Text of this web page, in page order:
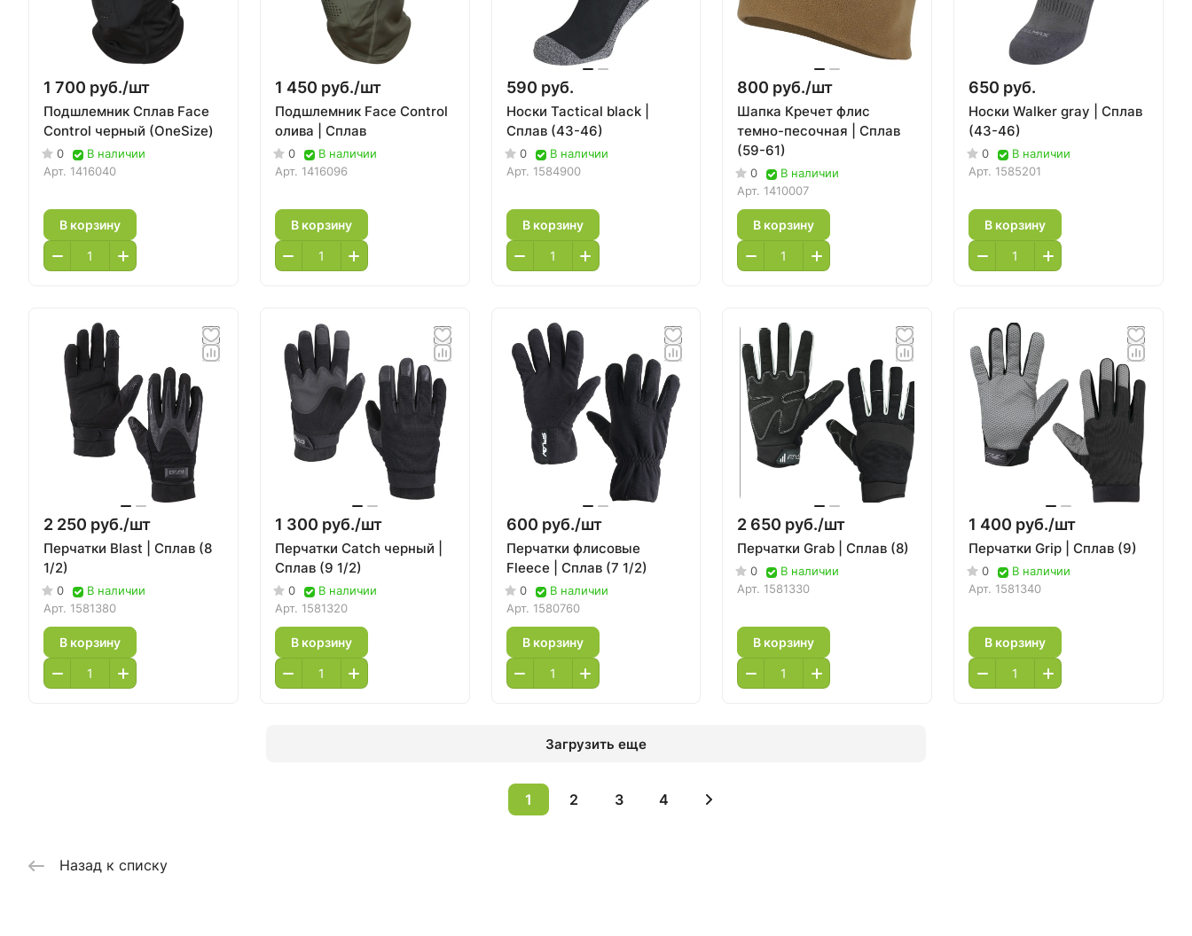
1 700 руб./шт
Подшлемник Сплав Face
Control черный (OneSize)
0
В наличии
Арт. 1416040
В корзину
1 450 руб./шт
Подшлемник Face Control
олива | Сплав
0
В наличии
Арт. 1416096
В корзину
590 руб.
Носки Tactical black |
Сплав (43-46)
0
В наличии
Арт. 1584900
В корзину
800 руб./шт
Шапка Кречет флис
темно-песочная | Сплав
(59-61)
0
В наличии
Арт. 1410007
В корзину
650 руб.
Носки Walker gray | Сплав
(43-46)
0
В наличии
Арт. 1585201
В корзину
2 250 руб./шт
Перчатки Blast | Сплав (8
1/2)
0
В наличии
Арт. 1581380
В корзину
1 300 руб./шт
Перчатки Catch черный |
Сплав (9 1/2)
0
В наличии
Арт. 1581320
В корзину
600 руб./шт
Перчатки флисовые
Fleece | Сплав (7 1/2)
0
В наличии
Арт. 1580760
В корзину
2 650 руб./шт
Перчатки Grab | Сплав (8)
0
В наличии
Арт. 1581330
В корзину
1 400 руб./шт
Перчатки Grip | Сплав (9)
0
В наличии
Арт. 1581340
В корзину
Загрузить еще
1 2 3 4
Назад к списку